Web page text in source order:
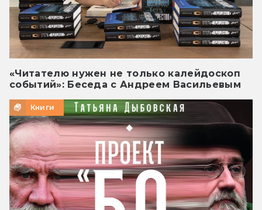
«Читателю нужен не только калейдоскоп
событий»: Беседа с Андреем Васильевым
Книги